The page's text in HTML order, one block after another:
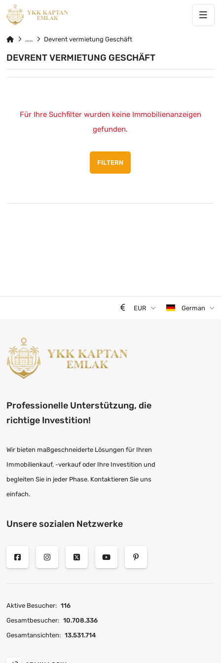
Devrent vermietung Geschäft
DEVRENT VERMIETUNG GESCHÄFT
Für Ihre Suchfilter wurden keine Immobilienanzeigen
gefunden.
FILTERN
EUR German
Professionelle Unterstützung, die
richtige Investition!
Wir bieten maßgeschneiderte Lösungen für Ihren
Immobilienkauf, -verkauf oder Ihre Investition und
begleiten Sie in jeder Phase. Kontaktieren Sie uns
einfach.
Unsere sozialen Netzwerke
Aktive Besucher: 116
Gesamtbesucher: 10.708.336
Gesamtansichten: 13.531.714